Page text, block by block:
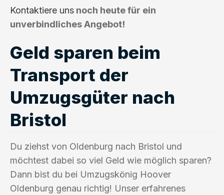
Kontaktiere uns noch heute für ein
unverbindliches Angebot!
Geld sparen beim
Transport der
Umzugsgüter nach
Bristol
Du ziehst von Oldenburg nach Bristol und
möchtest dabei so viel Geld wie möglich sparen?
Dann bist du bei Umzugskönig Hoover
Oldenburg genau richtig! Unser erfahrenes